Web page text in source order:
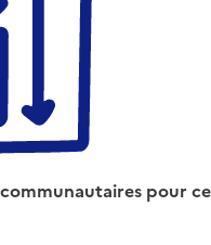
pour ce